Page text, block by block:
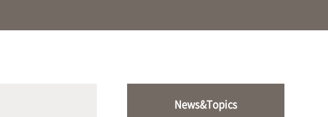
学科の教育における３つの方針と専
附属施設・教育研究関連施設人と動物との共生を目指し、動物の
News&Topics